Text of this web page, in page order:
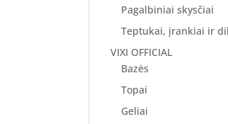
Pagalbiniai skysčiai
Teptukai, įrankiai ir
VIXI OFFICIAL
Bazės
Topai
Geliai